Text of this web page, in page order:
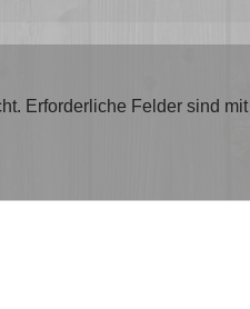
Erforderliche Felder sind mit